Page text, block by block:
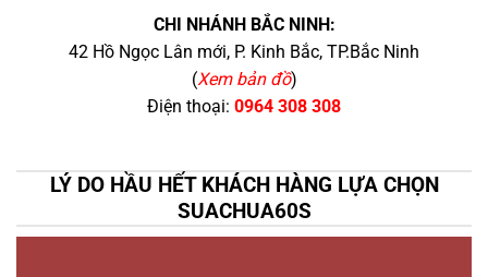
CHI NHÁNH BẮC NINH:
42 Hồ Ngọc Lân mới, P. Kinh Bắc, TP.Bắc Ninh
(Xem bản đồ)
Điện thoại: 0964 308 308
LÝ DO HẦU HẾT KHÁCH HÀNG LỰA CHỌN
SUACHUA60S